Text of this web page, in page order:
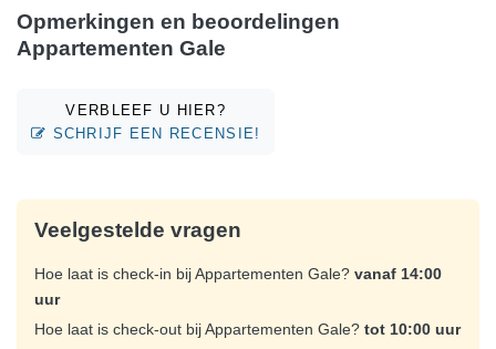
Opmerkingen en beoordelingen
Appartementen Gale
VERBLEEF U HIER?
SCHRIJF EEN RECENSIE!
Veelgestelde vragen
Hoe laat is check-in bij Appartementen Gale? vanaf 14:00
uur
Hoe laat is check-out bij Appartementen Gale? tot 10:00 uur